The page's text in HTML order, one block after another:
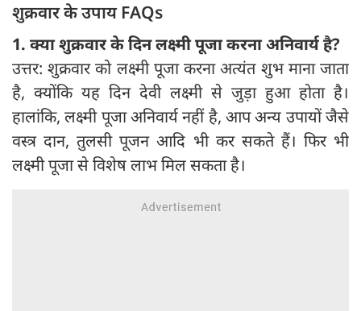
शुक्रवार के उपाय FAQs
1. क्या शुक्रवार के दिन लक्ष्मी पूजा करना अनिवार्य है?
उत्तर: शुक्रवार को लक्ष्मी पूजा करना अत्यंत शुभ माना जाता
है, क्योंकि यह दिन देवी लक्ष्मी से जुड़ा हुआ होता है।
हालांकि, लक्ष्मी पूजा अनिवार्य नहीं है, आप अन्य उपायों जैसे
वस्त्र दान, तुलसी पूजन आदि भी कर सकते हैं। फिर भी
लक्ष्मी पूजा से विशेष लाभ मिल सकता है।